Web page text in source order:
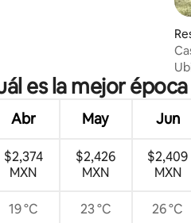
es la mejor
Abr May Jun
$2,374
MXN
$2,426
MXN
$2,409
MXN
19 °C 23 °C 26 °C